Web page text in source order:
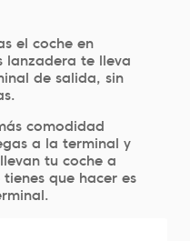
el coche en
lanzadera te lleva
de salida, sin
comodidad
a la terminal y
tu coche a
que hacer es